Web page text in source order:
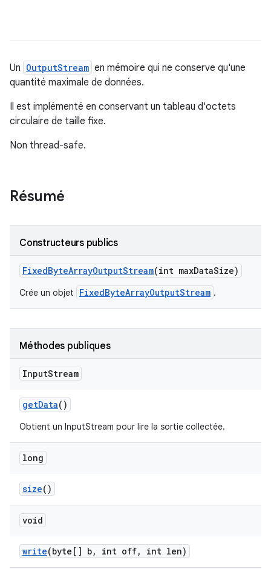
Un OutputStream en mémoire qui ne conserve qu'une
quantité maximale de données.
Il est implémenté en conservant un tableau d'octets
circulaire de taille fixe.
Non thread-safe.
Résumé
Constructeurs publics
FixedByteArrayOutputStream(int maxDataSize)
Crée un objet FixedByteArrayOutputStream .
Méthodes publiques
InputStream
getData()
Obtient un InputStream pour lire la sortie collectée.
long
size()
void
write(byte[] b, int off, int len)